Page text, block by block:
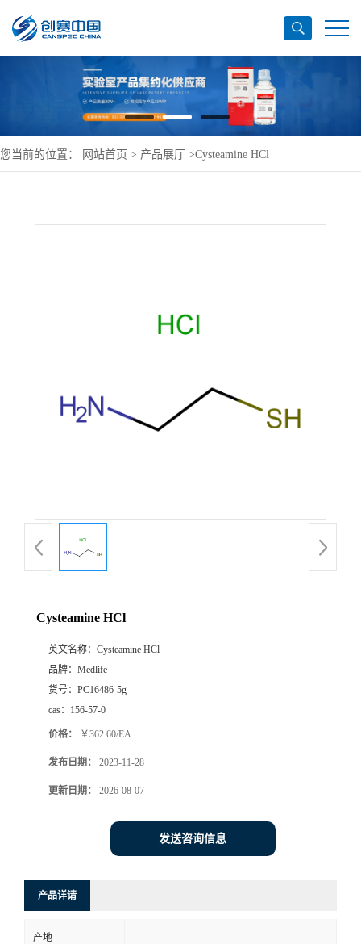
您当前的位置： 网站首页 > 产品展厅 >Cysteamine HCl
Cysteamine HCl
英文名称： Cysteamine HCl
品牌： Medlife
货号： PC16486-5g
cas： 156-57-0
价格： ￥362.60/EA
发布日期： 2023-11-28
更新日期： 2026-08-07
发送咨询信息
产品详请
产地